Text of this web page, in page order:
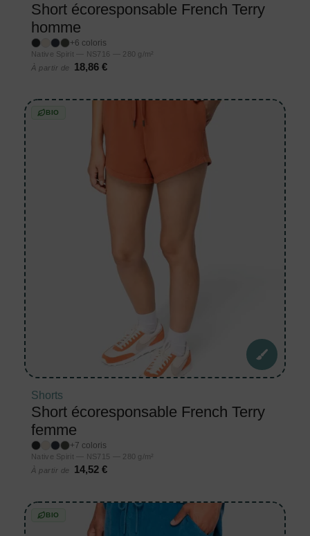
Short écoresponsable French Terry
homme
+6 coloris
Native Spirit — NS716 — 280 g/m²
À partir de
18,86 €
BIO
Shorts
Short écoresponsable French Terry
femme
+7 coloris
Native Spirit — NS715 — 280 g/m²
À partir de
14,52 €
BIO